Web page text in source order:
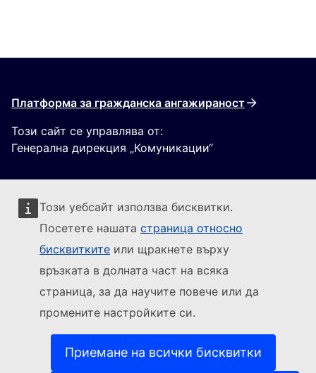
Този уебсайт използва бисквитки.
Посетете нашата страница относно
бисквитките или щракнете върху
връзката в долната част на всяка
страница, за да научите повече или да
промените настройките си.
Приемане на всички бисквитки
Платформа за гражданска ангажираност
Този сайт се управлява от:
Генерална дирекция „Комуникации“
Sledujte Evropskou komisi
За контакти(Външна връзка)
Докладване на ИТ уязвимост (Външна връзка)
Езици на нашите уебсайтове(Външна връзка)
Бисквитки(Външна връзка)
Политика за поверителност